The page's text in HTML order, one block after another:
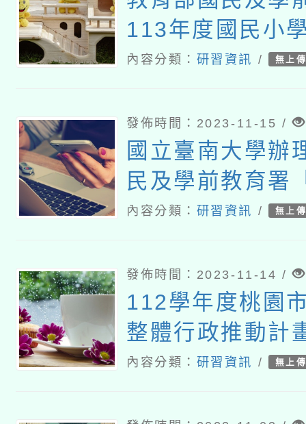
113年度國民小
學學生學習扶助
小場教師研習
內容分類： 研習資訊 / 無上
發佈時間：2023-11-15 /
國立臺南大學辦
民及學前教育署
度國民中小學數
民小學數學領域
材研習課程實施
內容分類： 研習資訊 / 無上
發佈時間：2023-11-14 /
112學年度桃園
整體行政推動計
三：科技化評量
內容分類： 研習資訊 / 無上